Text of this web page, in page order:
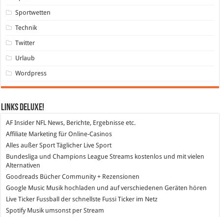
Sportwetten
Technik
Twitter
Urlaub
Wordpress
Links DeLuXe!
AF Insider NFL News, Berichte, Ergebnisse etc.
Affiliate Marketing für Online-Casinos
Alles außer Sport Täglicher Live Sport
Bundesliga und Champions League Streams kostenlos und mit vielen
Alternativen
Goodreads Bücher Community + Rezensionen
Google Music Musik hochladen und auf verschiedenen Geräten hören
Live Ticker Fussball
der schnellste Fussi Ticker im Netz
SpotifyMusik umsonst per Stream